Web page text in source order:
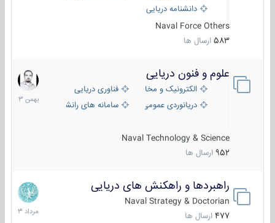
دانشنامه دریایی کپی
Naval Force Others
583 ارسال ها
علوم و فنون دریایی
الکترونیک و مخابرات دریاییفناوری دریایی
دریانوردی عمومی
سامانه های رانشی دریایی
Naval Technology & Science
952 ارسال ها
6
بهمن
1403
راهبردها و راهکنش های دریایی
Naval Strategy & Doctorian
477 ارسال ها
2
مرداد
1403